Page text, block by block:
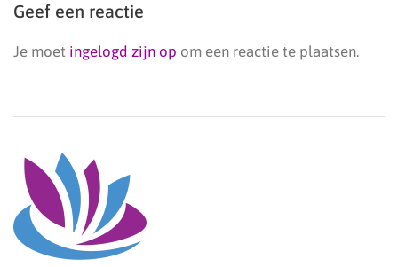
Geef een reactie
Je moet ingelogd zijn op om een reactie te plaatsen.